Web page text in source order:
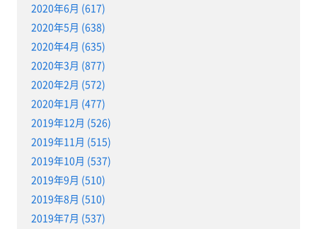
2020年6月 (617)
2020年5月 (638)
2020年4月 (635)
2020年3月 (877)
2020年2月 (572)
2020年1月 (477)
2019年12月 (526)
2019年11月 (515)
2019年10月 (537)
2019年9月 (510)
2019年8月 (510)
2019年7月 (537)